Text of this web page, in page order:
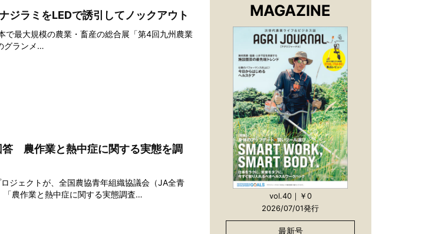
ジラミをLEDで誘引してノックアウト
最大規模の農業・畜産の総合展「第4回九州農業
グランメ…
農作業と熱中症に関する実態を調
ジェクトが、全国農協青年組織協議会（JA全青
農作業と熱中症に関する実態調査…
MAGAZINE
vol.40｜￥0
2026/07/01発行
最新号